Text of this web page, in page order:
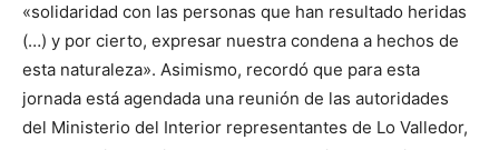
«solidaridad con las personas que han resultado heridas
(…) y por cierto, expresar nuestra condena a hechos de
esta naturaleza». Asimismo, recordó que para esta
jornada está agendada una reunión de las autoridades
del Ministerio del Interior representantes de Lo Valledor,